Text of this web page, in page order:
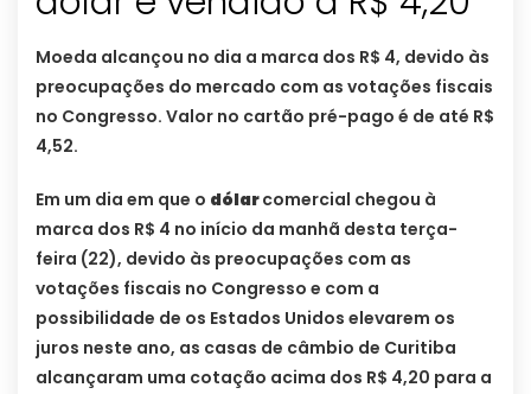
Moeda alcançou no dia a marca dos R$ 4, devido às
preocupações do mercado com as votações fiscais
no Congresso. Valor no cartão pré-pago é de até R$
4,52.
Em um dia em que o dólarcomercial chegou à
marca dos R$ 4 no início da manhã desta terça-
feira (22), devido às preocupações com as
votações fiscais no Congresso e com a
possibilidade de os Estados Unidos elevarem os
juros neste ano, as casas de câmbio de Curitiba
alcançaram uma cotação acima dos R$ 4,20 para a